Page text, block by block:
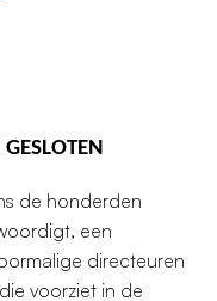
de honderden
een
directeuren
voorziet in de